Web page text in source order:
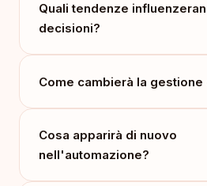
Quali tendenze
decisioni?
Come cambierà la gestione
Cosa apparirà di nuovo
nell'automazione?